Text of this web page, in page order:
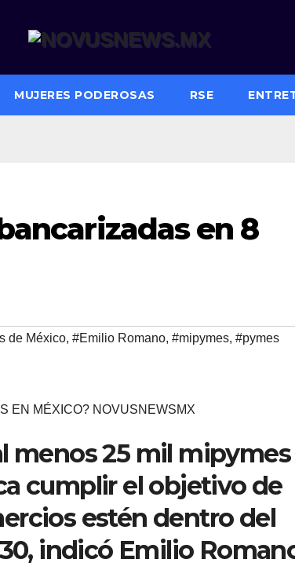
MUJERES PODEROSAS RSE
en 8
de México, #Emilio Romano, #mipymes, #pymes
EN MÉXICO? NOVUSNEWSMX
menos 25 mil mipymes
cumplir el objetivo de
estén dentro del
indicó Emilio